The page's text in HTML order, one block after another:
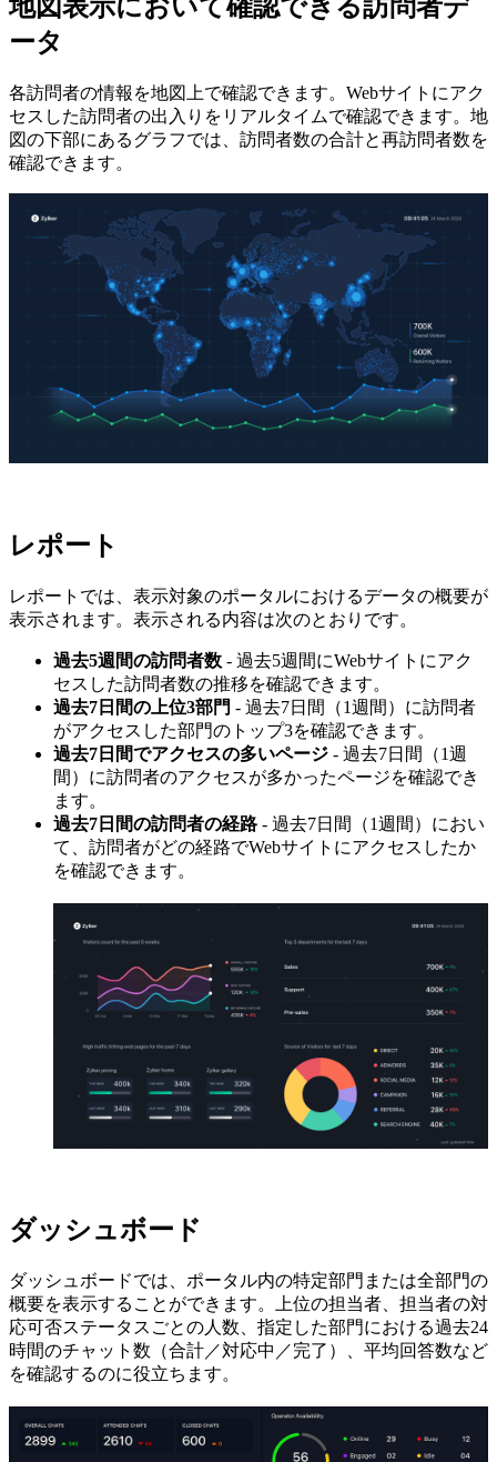
地図表示において確認できる訪問者デ
ータ
各訪問者の情報を地図上で確認できます。Webサイトにアク
セスした訪問者の出入りをリアルタイムで確認できます。地
図の下部にあるグラフでは、訪問者数の合計と再訪問者数を
確認できます。
レポート
レポートでは、表示対象のポータルにおけるデータの概要が
表示されます。表示される内容は次のとおりです。
過去5週間の訪問者数 - 過去5週間にWebサイトにアク
セスした訪問者数の推移を確認できます。
過去7日間の上位3部門 - 過去7日間（1週間）に訪問者
がアクセスした部門のトップ3を確認できます。
過去7日間でアクセスの多いページ - 過去7日間（1週
間）に訪問者のアクセスが多かったページを確認でき
ます。
過去7日間の訪問者の経路 - 過去7日間（1週間）におい
て、訪問者がどの経路でWebサイトにアクセスしたか
を確認できます。
ダッシュボード
ダッシュボードでは、ポータル内の特定部門または全部門の
概要を表示することができます。上位の担当者、担当者の対
応可否ステータスごとの人数、指定した部門における過去24
時間のチャット数（合計／対応中／完了）、平均回答数など
を確認するのに役立ちます。